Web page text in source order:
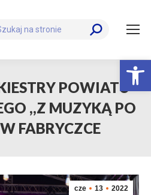
POWIATU
,,Z MUZYKĄ PO
FABRYCZCE
cze 13 2022